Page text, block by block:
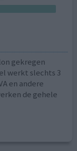
gekregen
werkt slechts 3
en andere
de gehele